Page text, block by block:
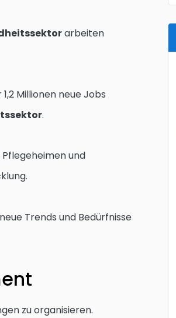
arbeiten
1,2 Millionen neue Jobs
.
und
Trends und Bedürfnisse
zu organisieren.